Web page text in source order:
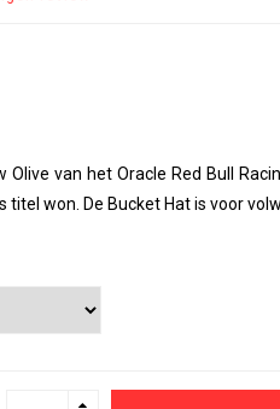
Olive van het Oracle Red Bull
won. De Bucket Hat is voor